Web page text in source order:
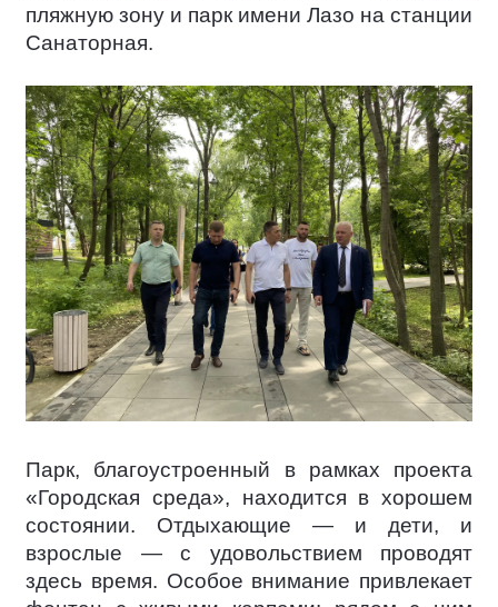
пляжную зону и парк имени Лазо на станции
Санаторная.
Парк, благоустроенный в рамках проекта
«Городская среда», находится в хорошем
состоянии. Отдыхающие — и дети, и
взрослые — с удовольствием проводят
здесь время. Особое внимание привлекает